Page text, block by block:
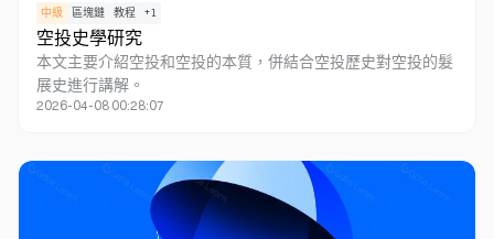
中級 區塊鏈 教程 +1
空投史學研究
本文主要介紹空投和空投的本質，併結合空投歷史對空投的髮
展史進行講解。
2026-04-08 00:28:07